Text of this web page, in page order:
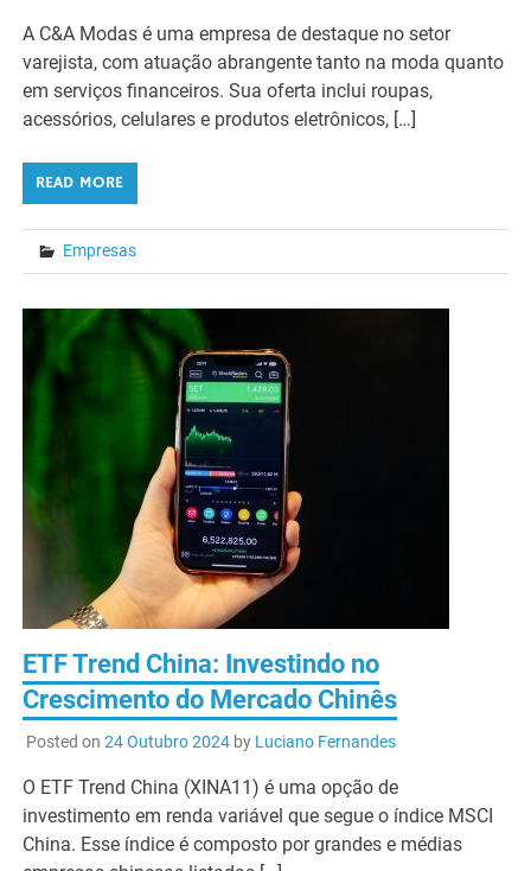
A C&A Modas é uma empresa de destaque no setor
varejista, com atuação abrangente tanto na moda quanto
em serviços financeiros. Sua oferta inclui roupas,
acessórios, celulares e produtos eletrônicos, […]
READ MORE
Empresas
ETF Trend China: Investindo no
Crescimento do Mercado Chinês
Posted on 24 Outubro 2024by Luciano Fernandes
O ETF Trend China (XINA11) é uma opção de
investimento em renda variável que segue o índice MSCI
China. Esse índice é composto por grandes e médias